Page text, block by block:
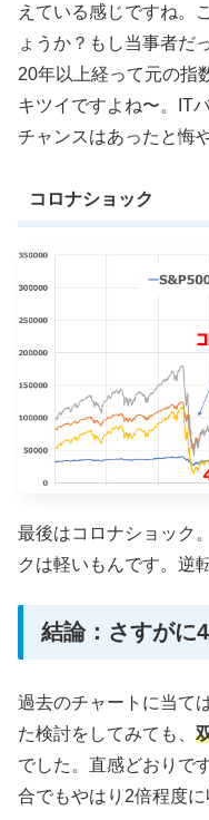
えている感じですね。
ょうか？もし当事者だ
20年以上経って元の指
キツイですよね〜。IT
チャンスはあったと悔
コロナショック
最後はコロナショック
クは軽いもんです。逆
結論：さすがに
過去のチャートに当て
た検討をしてみても、
でした。直感どおりで
合でもやはり2倍程度に